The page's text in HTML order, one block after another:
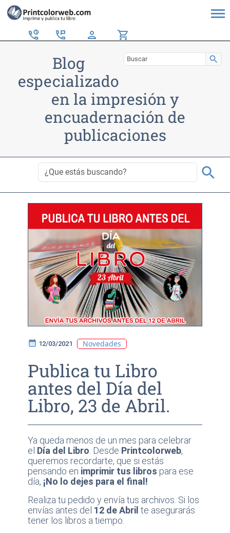
perm_phone_msg person shopping_cart
search
Blog
especializado
en la impresión y
encuadernación de
publicaciones
search
calendar_month 12/03/2021 Novedades
Publica tu Libro
antes del Día del
Libro, 23 de Abril.
Ya queda menos de un mes para celebrar
el Día del Libro. Desde Printcolorweb,
queremos recordarte, que si estás
pensando en imprimir tus libros para ese
día, ¡No lo dejes para el final!
Realiza tu pedido y envía tus archivos. Si los
envías antes del 12 de Abril te asegurarás
tener los libros a tiempo.